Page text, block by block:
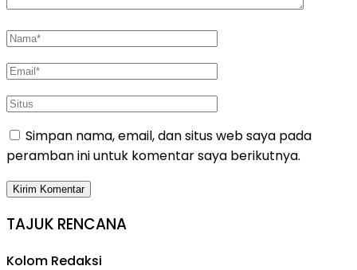
Simpan nama, email, dan situs web saya pada
peramban ini untuk komentar saya berikutnya.
TAJUK RENCANA
Kolom Redaksi